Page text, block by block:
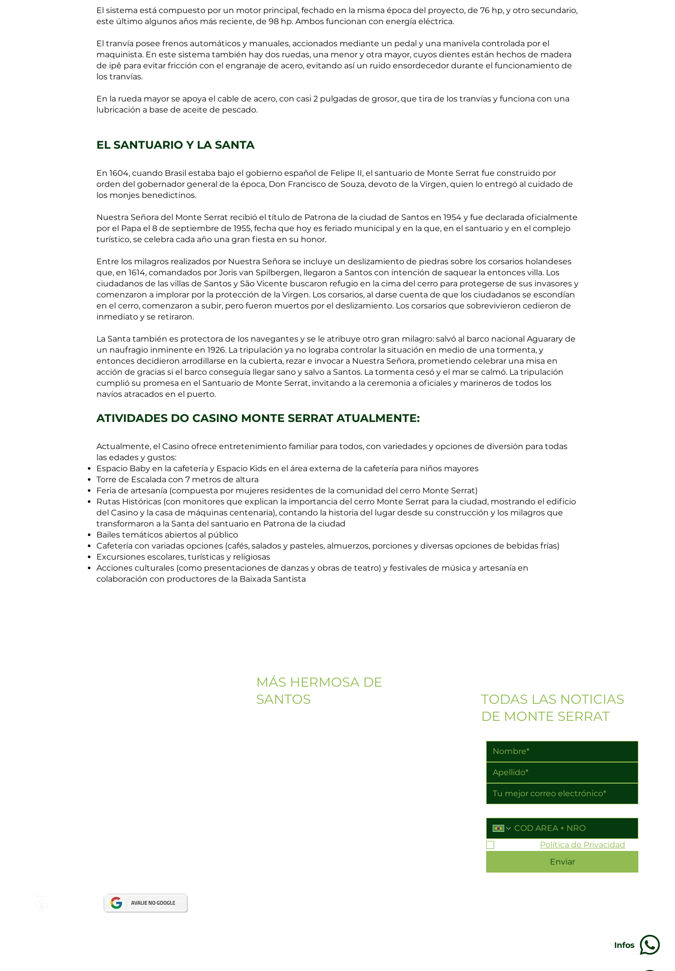
El sistema está compuesto por un motor principal, fechado en la misma época del proyecto, de 76 hp, y otro secundario,
este último algunos años más reciente, de 98 hp. Ambos funcionan con energía eléctrica.
El tranvía posee frenos automáticos y manuales, accionados mediante un pedal y una manivela controlada por el
maquinista. En este sistema también hay dos ruedas, una menor y otra mayor, cuyos dientes están hechos de madera
de ipê para evitar fricción con el engranaje de acero, evitando así un ruido ensordecedor durante el funcionamiento de
los tranvías.
En la rueda mayor se apoya el cable de acero, con casi 2 pulgadas de grosor, que tira de los tranvías y funciona con una
lubricación a base de aceite de pescado.
EL SANTUARIO Y LA SANTA
En 1604, cuando Brasil estaba bajo el gobierno español de Felipe II, el santuario de Monte Serrat fue construido por
orden del gobernador general de la época, Don Francisco de Souza, devoto de la Virgen, quien lo entregó al cuidado de
los monjes benedictinos.
Nuestra Señora del Monte Serrat recibió el título de Patrona de la ciudad de Santos en 1954 y fue declarada oficialmente
por el Papa el 8 de septiembre de 1955, fecha que hoy es feriado municipal y en la que, en el santuario y en el complejo
turístico, se celebra cada año una gran fiesta en su honor.
Entre los milagros realizados por Nuestra Señora se incluye un deslizamiento de piedras sobre los corsarios holandeses
que, en 1614, comandados por Joris van Spilbergen, llegaron a Santos con intención de saquear la entonces villa. Los
ciudadanos de las villas de Santos y São Vicente buscaron refugio en la cima del cerro para protegerse de sus invasores y
comenzaron a implorar por la protección de la Virgen. Los corsarios, al darse cuenta de que los ciudadanos se escondían
en el cerro, comenzaron a subir, pero fueron muertos por el deslizamiento. Los corsarios que sobrevivieron cedieron de
inmediato y se retiraron.
La Santa también es protectora de los navegantes y se le atribuye otro gran milagro: salvó al barco nacional Aguarary de
un naufragio inminente en 1926. La tripulación ya no lograba controlar la situación en medio de una tormenta, y
entonces decidieron arrodillarse en la cubierta, rezar e invocar a Nuestra Señora, prometiendo celebrar una misa en
acción de gracias si el barco conseguía llegar sano y salvo a Santos. La tormenta cesó y el mar se calmó. La tripulación
cumplió su promesa en el Santuario de Monte Serrat, invitando a la ceremonia a oficiales y marineros de todos los
navíos atracados en el puerto.
ATIVIDADES DO CASINO MONTE SERRAT ATUALMENTE:
Actualmente, el Casino ofrece entretenimiento familiar para todos, con variedades y opciones de diversión para todas
las edades y gustos:
Espacio Baby en la cafetería y Espacio Kids en el área externa de la cafetería para niños mayores
Torre de Escalada con 7 metros de altura
Feria de artesanía (compuesta por mujeres residentes de la comunidad del cerro Monte Serrat)
Rutas Históricas (con monitores que explican la importancia del cerro Monte Serrat para la ciudad, mostrando el edificio
del Casino y la casa de máquinas centenaria), contando la historia del lugar desde su construcción y los milagros que
transformaron a la Santa del santuario en Patrona de la ciudad
Bailes temáticos abiertos al público
Cafetería con variadas opciones (cafés, salados y pasteles, almuerzos, porciones y diversas opciones de bebidas frías)
Excursiones escolares, turísticas y religiosas
Acciones culturales (como presentaciones de danzas y obras de teatro) y festivales de música y artesanía en
colaboración con productores de la Baixada Santista
Infos
MÁS HERMOSA DE
SANTOS
TODAS LAS NOTICIAS
DE MONTE SERRAT
Política de Privacidad
Enviar